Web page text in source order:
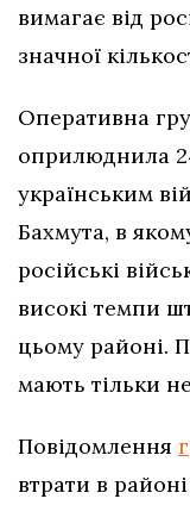
вимагає від
значної
Оперативна
оприлюднила
українським
Бахмута, в
російські
високі темпи
цьому районі.
мають тільки
Повідомлення
втрати в